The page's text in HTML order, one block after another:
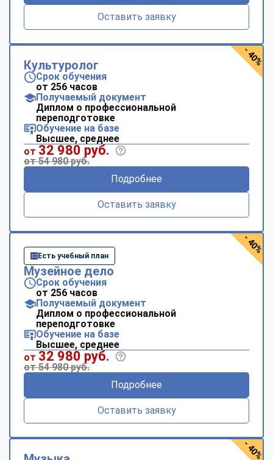
Оставить заявку
Культуролог
Срок обучения
от 256 часов
Получаемый документ
Диплом о профессиональной
переподготовке
Обучение на базе
Высшее, среднее
от 32 980 руб.
от 54 980 руб.
Подробнее
Оставить заявку
- 40%
Есть учебный план
Музейное дело
Срок обучения
от 256 часов
Получаемый документ
Диплом о профессиональной
переподготовке
Обучение на базе
Высшее, среднее
от 32 980 руб.
от 54 980 руб.
Подробнее
Оставить заявку
- 40%
- 40%